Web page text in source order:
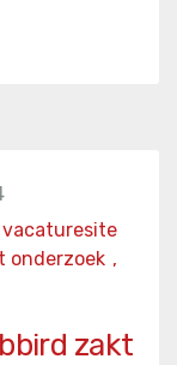
onderzoek ,
zakt